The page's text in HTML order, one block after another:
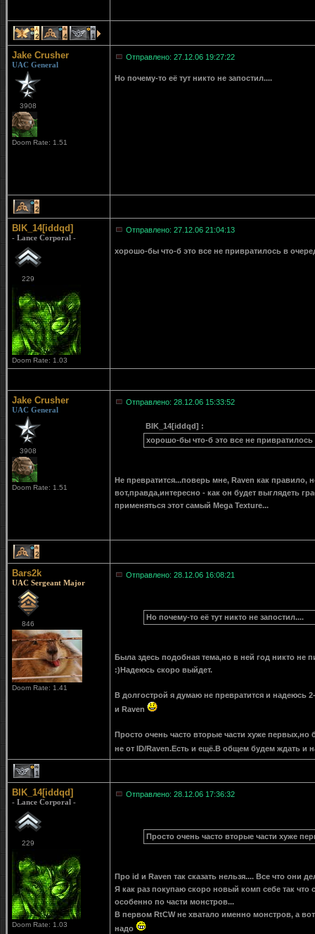
2 4 1
Jake Crusher
UAC General
3908
Doom Rate: 1.51
Отправлено: 27.12.06 19:27:22
Но почему-то её тут никто не запостил....
2
BIK_14[iddqd]
- Lance Corporal -
229
Doom Rate: 1.03
Отправлено: 27.12.06 21:04:13
хорошо-бы что-б это все не привратилось в
Jake Crusher
UAC General
3908
Doom Rate: 1.51
Отправлено: 28.12.06 15:33:52
BIK_14[iddqd] :
хорошо-бы что-б это все не
Не превратится...поверь мне, Raven как правило,
вот,правда,интересно - как он будет выглядеть
применяться этот самый Mega Texture...
2
Bars2k
UAC Sergeant Major
846
Doom Rate: 1.41
Отправлено: 28.12.06 16:08:21
Но почему-то её тут никто не запостил....
Была здесь подобная тема,но в ней год никто не
:)Надеюсь скоро выйдет.
В долгострой я думаю не превратится и надеюсь
и Raven
Просто очень часто вторые части хуже первых,но
не от ID/Raven.Есть и ещё.В общем будем ждать и
1
BIK_14[iddqd]
- Lance Corporal -
229
Doom Rate: 1.03
Отправлено: 28.12.06 17:36:32
Просто очень часто вторые части хуже
Про id и Raven так сказать нельзя.... Все что они
Я как раз покупаю скоро новый комп себе так
особенно по части монстров...
В первом RtCW не хватало именно монстров, а
надо